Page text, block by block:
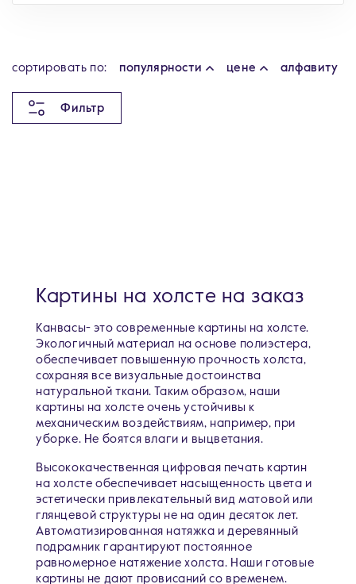
cортировать по: популярности цене алфавиту
Фильтр
Картины на холсте на заказ
Канвасы- это современные картины на холсте.
Экологичный материал на основе полиэстера,
обеспечивает повышенную прочность холста,
сохраняя все визуальные достоинства
натуральной ткани. Таким образом, наши
картины на холсте очень устойчивы к
механическим воздействиям, например, при
уборке. Не боятся влаги и выцветания.
Высококачественная цифровая печать картин
на холсте обеспечивает насыщенность цвета и
эстетически привлекательный вид матовой или
глянцевой структуры не на один десяток лет.
Автоматизированная натяжка и деревянный
подрамник гарантируют постоянное
равномерное натяжение холста. Наши готовые
картины не дают провисаний со временем.